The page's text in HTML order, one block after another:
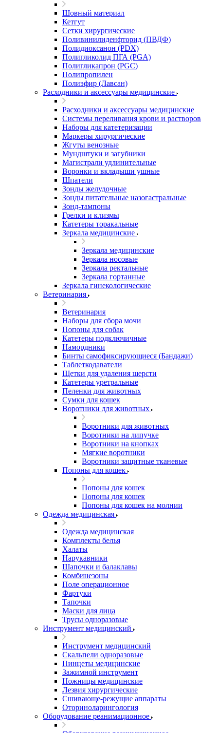
Шовный материал
Кетгут
Сетки хирургические
Поливинилиденфторид (ПВДФ)
Полидиоксанон (PDX)
Полигликолид ПГА (PGA)
Полигликапрон (PGC)
Полипропилен
Полиэфир (Лавсан)
Расходники и аксессуары медицинские
Расходники и аксессуары медицинские
Системы переливания крови и растворов
Наборы для катетеризации
Маркеры хирургические
Жгуты венозные
Мундштуки и загубники
Магистрали удлинительные
Воронки и вкладыши ушные
Шпатели
Зонды желудочные
Зонды питательные назогастральные
Зонд-тампоны
Грелки и клизмы
Катетеры торакальные
Зеркала медицинские
Зеркала медицинские
Зеркала носовые
Зеркала ректальные
Зеркала гортанные
Зеркала гинекологические
Ветеринария
Ветеринария
Наборы для сбора мочи
Попоны для собак
Катетеры подключичные
Намордники
Бинты самофиксирующиеся (Бандажи)
Таблеткодаватели
Щетки для удаления шерсти
Катетеры уретральные
Пеленки для животных
Сумки для кошек
Воротники для животных
Воротники для животных
Воротники на липучке
Воротники на кнопках
Мягкие воротники
Воротники защитные тканевые
Попоны для кошек
Попоны для кошек
Попоны для кошек
Попоны для кошек на молнии
Одежда медицинская
Одежда медицинская
Комплекты белья
Халаты
Нарукавники
Шапочки и балаклавы
Комбинезоны
Поле операционное
Фартуки
Тапочки
Маски для лица
Трусы одноразовые
Инструмент медицинский
Инструмент медицинский
Скальпели одноразовые
Пинцеты медицинские
Зажимной инструмент
Ножницы медицинские
Лезвия хирургические
Сшивающе-режущие аппараты
Оториноларингология
Оборудование реанимационное